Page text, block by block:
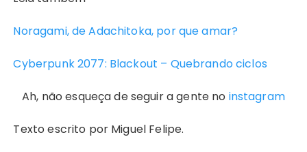
Noragami, de Adachitoka, por que amar?
Cyberpunk 2077: Blackout – Quebrando ciclos
Ah, não esqueça de seguir a gente no instagram
Texto escrito por Miguel Felipe.